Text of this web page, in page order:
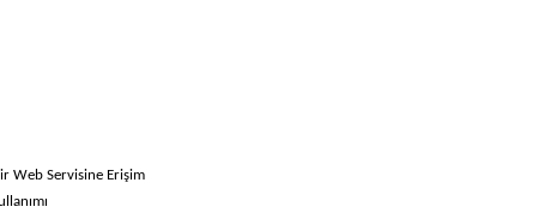
Web Servisine Erişim